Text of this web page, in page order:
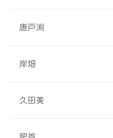
唐戸渕
岸畑
久田美